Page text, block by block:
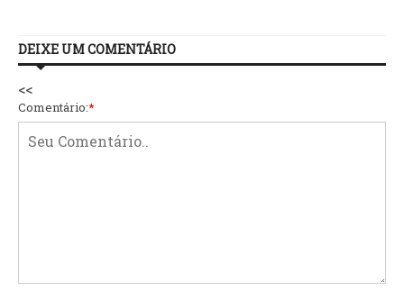
DEIXE UM COMENTÁRIO
<<
Comentário:*